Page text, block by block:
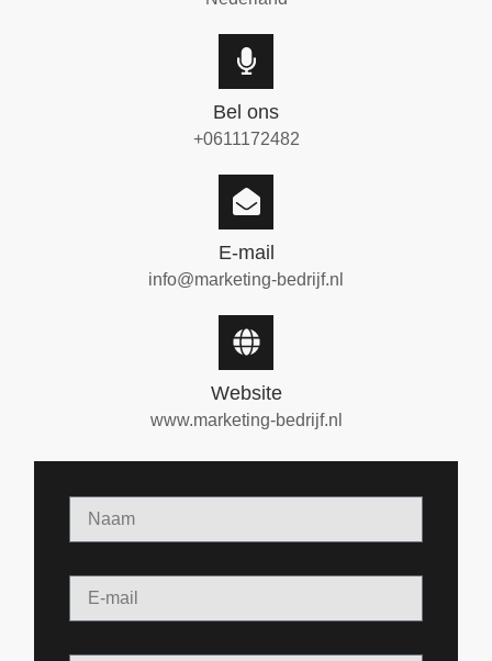
Bel ons
+0611172482
E-mail
info@marketing-bedrijf.nl
Website
www.marketing-bedrijf.nl